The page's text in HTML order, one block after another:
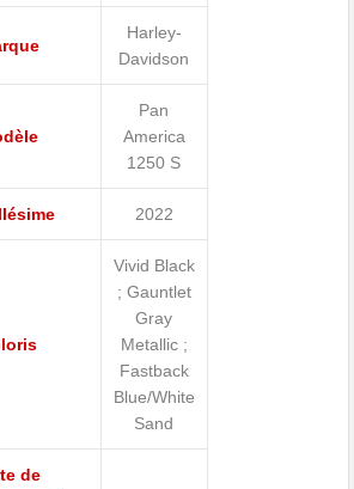
Harley-
Davidson
Pan
America
1250 S
2022
Vivid Black
; Gauntlet
Gray
Metallic ;
Fastback
Blue/White
Sand
de